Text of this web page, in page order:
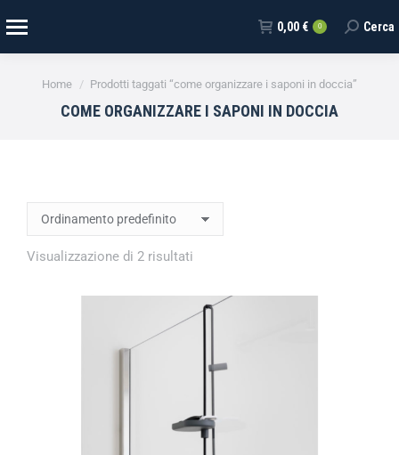
0,00 € 0 Cerca
Tu sei qui:
Home Prodotti taggati “come organizzare i saponi in doccia”
COME ORGANIZZARE I SAPONI IN DOCCIA
Visualizzazione di 2 risultati